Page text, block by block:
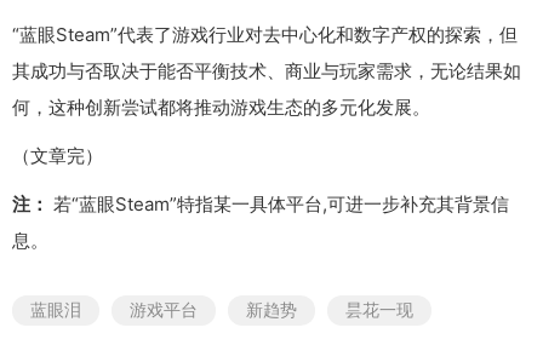
“蓝眼Steam”代表了游戏行业对去中心化和数字产权的探索，但
其成功与否取决于能否平衡技术、商业与玩家需求，无论结果如
何，这种创新尝试都将推动游戏生态的多元化发展。
（文章完）
注： 若“蓝眼Steam”特指某一具体平台,可进一步补充其背景信
息。
蓝眼泪 游戏平台 新趋势 昙花一现